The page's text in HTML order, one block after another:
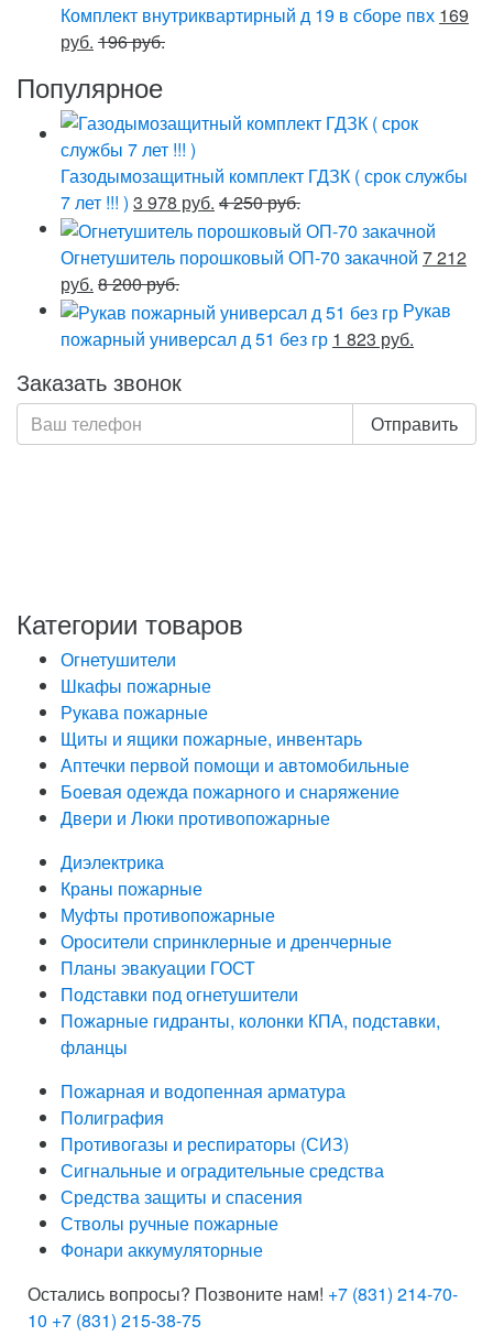
Комплект внутриквартирный д 19 в сборе пвх 169
руб. 196 руб.
Популярное
Газодымозащитный комплект ГДЗК ( срок службы
7 лет !!! ) 3 978 руб. 4 250 руб.
Огнетушитель порошковый ОП-70 закачной 7 212
руб. 8 200 руб.
Рукав
пожарный универсал д 51 без гр 1 823 руб.
Заказать звонок
Отправить
Категории товаров
Огнетушители
Шкафы пожарные
Рукава пожарные
Щиты и ящики пожарные, инвентарь
Аптечки первой помощи и автомобильные
Боевая одежда пожарного и снаряжение
Двери и Люки противопожарные
Диэлектрика
Краны пожарные
Муфты противопожарные
Оросители спринклерные и дренчерные
Планы эвакуации ГОСТ
Подставки под огнетушители
Пожарные гидранты, колонки КПА, подставки,
фланцы
Пожарная и водопенная арматура
Полиграфия
Противогазы и респираторы (СИЗ)
Сигнальные и оградительные средства
Средства защиты и спасения
Стволы ручные пожарные
Фонари аккумуляторные
Остались вопросы? Позвоните нам! +7 (831) 214-70-
10 +7 (831) 215-38-75